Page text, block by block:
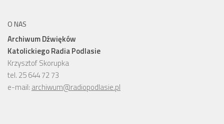
O NAS
Archiwum Dźwięków
Katolickiego Radia Podlasie
Krzysztof Skorupka
tel. 25 644 72 73
e-mail: archiwum@radiopodlasie.pl